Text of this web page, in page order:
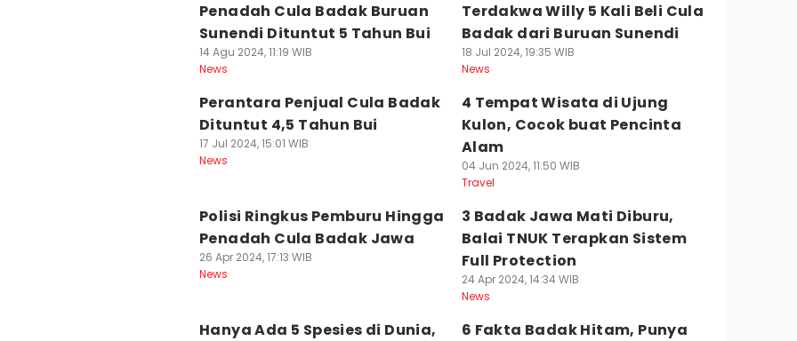
Penadah Cula Badak Buruan
Sunendi Dituntut 5 Tahun Bui
14 Agu 2024, 11:19 WIB
News
Terdakwa Willy 5 Kali Beli Cula
Badak dari Buruan Sunendi
18 Jul 2024, 19:35 WIB
News
Perantara Penjual Cula Badak
Dituntut 4,5 Tahun Bui
17 Jul 2024, 15:01 WIB
News
4 Tempat Wisata di Ujung
Kulon, Cocok buat Pencinta
Alam
04 Jun 2024, 11:50 WIB
Travel
Polisi Ringkus Pemburu Hingga
Penadah Cula Badak Jawa
26 Apr 2024, 17:13 WIB
News
3 Badak Jawa Mati Diburu,
Balai TNUK Terapkan Sistem
Full Protection
24 Apr 2024, 14:34 WIB
News
Hanya Ada 5 Spesies di Dunia,
6 Fakta Badak Hitam, Punya